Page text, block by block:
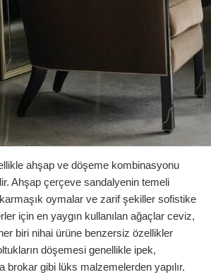
ahşap ve döşeme kombinasyonu
Ahşap çerçeve sandalyenin temeli
oymalar ve zarif şekiller sofistike
için en yaygın kullanılan ağaçlar ceviz,
biri nihai ürüne benzersiz özellikler
döşemesi genellikle ipek,
brokar gibi lüks malzemelerden yapılır.